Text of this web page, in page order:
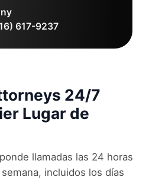
617-9237
24/7
Lugar de
llamadas las 24 horas
incluidos los días